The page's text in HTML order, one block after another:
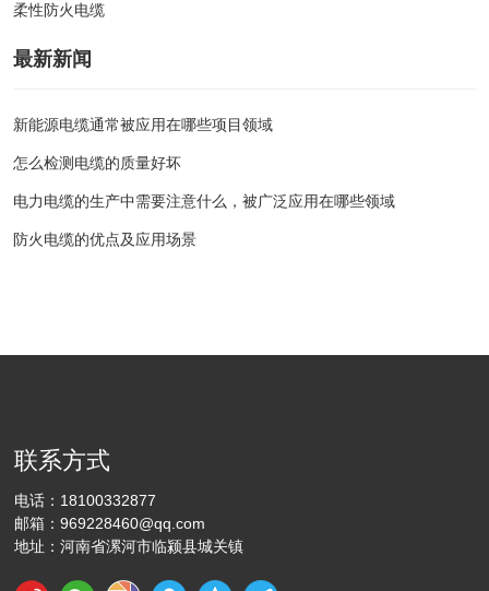
柔性防火电缆
最新新闻
新能源电缆通常被应用在哪些项目领域
怎么检测电缆的质量好坏
电力电缆的生产中需要注意什么，被广泛应用在哪些领域
防火电缆的优点及应用场景
联系方式
电话： 18100332877
邮箱：969228460@qq.com
地址：河南省漯河市临颍县城关镇